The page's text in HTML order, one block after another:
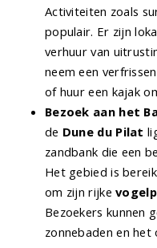
Activiteiten zoals
populair. Er zijn
verhuur van
neem een
of huur een kajak
Bezoek aan het
de Dune du Pilat
zandbank die een
Het gebied is
om zijn rijke
Bezoekers kunnen
zonnebaden en het